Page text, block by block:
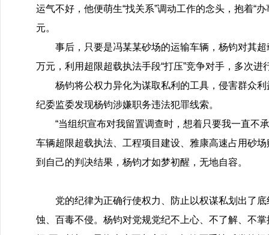
运气不好，他便萌生“找关系”调动工作的念头，抱着“
元。
事后，只要是冯某某砂场的运输车辆，杨钧对其
万元，利用超限超载执法手段“打压”竞争对手，多次
杨钧将公权力异化为谋取私利的工具，侵害群众
纪委监委发现杨钧涉嫌职务违法犯罪线索。
“当组织宣布对我留置调查时，想着只要我一直不
车辆超限超载执法、工程项目建设、雅康高速占用砂
到自己的判决结果，杨钧才如梦初醒，无地自容。
党的纪律为正确行使权力、防止以权谋私划出了
蚀、百毒不侵。杨钧对党规党纪不上心、不了解、不